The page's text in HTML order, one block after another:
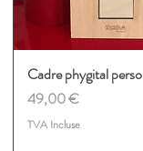
Aperçu
Cadre phygital
Prix
49,00 €
TVA Incluse